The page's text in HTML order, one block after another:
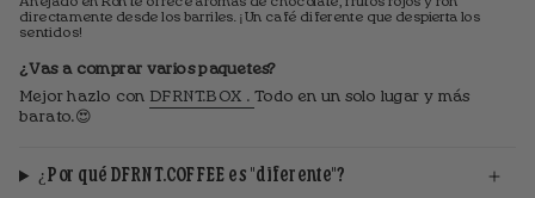
directamente desde los barriles. ¡Un café diferente que despierta los
sentidos!
¿Vas a comprar varios paquetes?
Mejor hazlo con DFRNT.BOX . Todo en un solo lugar y más
barato.😍
¿Por qué DFRNT.COFFEE es "diferente"?